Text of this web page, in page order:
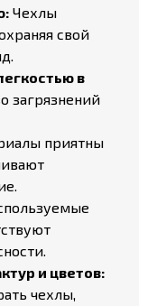
Чехлы
свой
в
загрязнений
приятны
и цветов:
чехлы,